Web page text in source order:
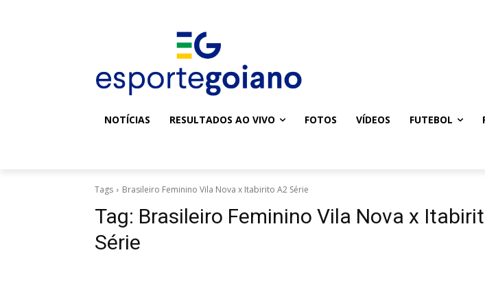
NOTÍCIAS RESULTADOS AO VIVO FOTOS VÍDEOS FUTEBOL
Tags Brasileiro Feminino Vila Nova x Itabirito A2 Série
Tag: Brasileiro Feminino Vila Nova x
Série